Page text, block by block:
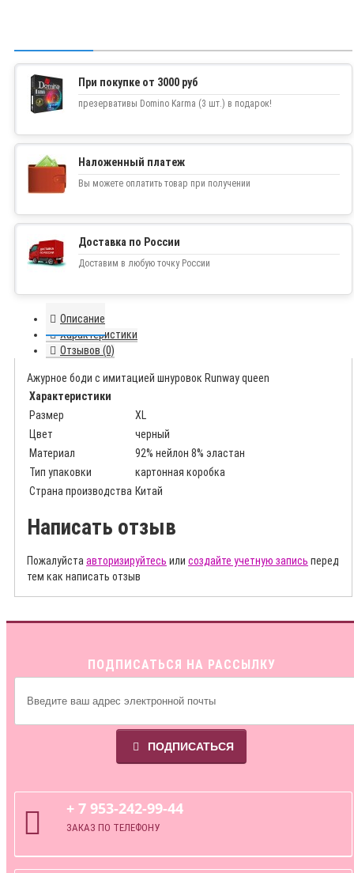
При покупке от 3000 руб
презервативы Domino Karma (3 шт.) в подарок!
Наложенный платеж
Вы можете оплатить товар при получении
Доставка по России
Доставим в любую точку России
Описание
Характеристики
Отзывов (0)
Ажурное боди с имитацией шнуровок Runway queen
Характеристики
Размер
XL
Цвет
черный
Материал
92% нейлон 8% эластан
Тип упаковки
картонная коробка
Страна производства Китай
Написать отзыв
Пожалуйста авторизируйтесь или создайте учетную запись перед
тем как написать отзыв
ПОДПИСАТЬСЯ НА РАССЫЛКУ
ПОДПИСАТЬСЯ
+ 7 953-242-99-44
ЗАКАЗ ПО ТЕЛЕФОНУ